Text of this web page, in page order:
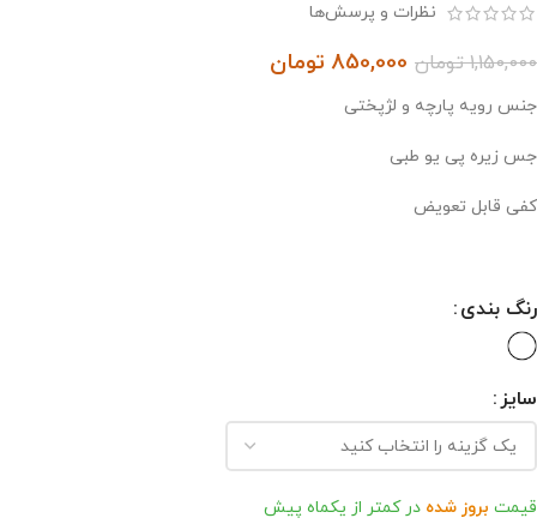
نظرات و پرسش‌ها
1,150,000 تومان 850,000 تومان
جنس رویه پارچه و لژپختی
جس زیره پی یو طبی
کفی قابل تعویض
رنگ بندی
سایز
قیمت بروز شده در کمتر از یکماه پیش